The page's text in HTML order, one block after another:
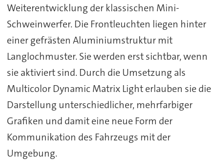
Weiterentwicklung der klassischen Mini-
Schweinwerfer. Die Frontleuchten liegen hinter
einer gefrästen Aluminiumstruktur mit
Langlochmuster. Sie werden erst sichtbar, wenn
sie aktiviert sind. Durch die Umsetzung als
Multicolor Dynamic Matrix Light erlauben sie die
Darstellung unterschiedlicher, mehrfarbiger
Grafiken und damit eine neue Form der
Kommunikation des Fahrzeugs mit der
Umgebung.